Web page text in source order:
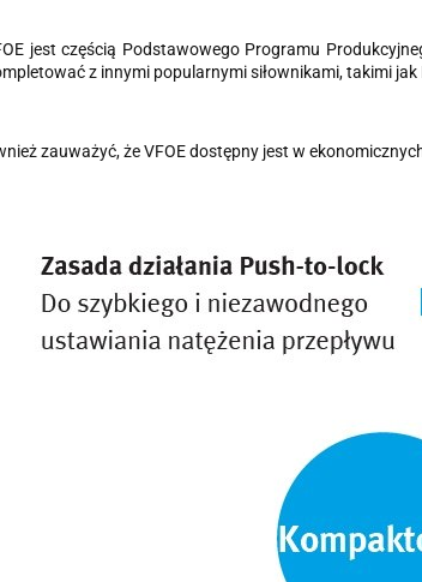
jest częścią Podstawowego Programu
z innymi popularnymi siłownikami, takimi
zauważyć, że VFOE dostępny jest w